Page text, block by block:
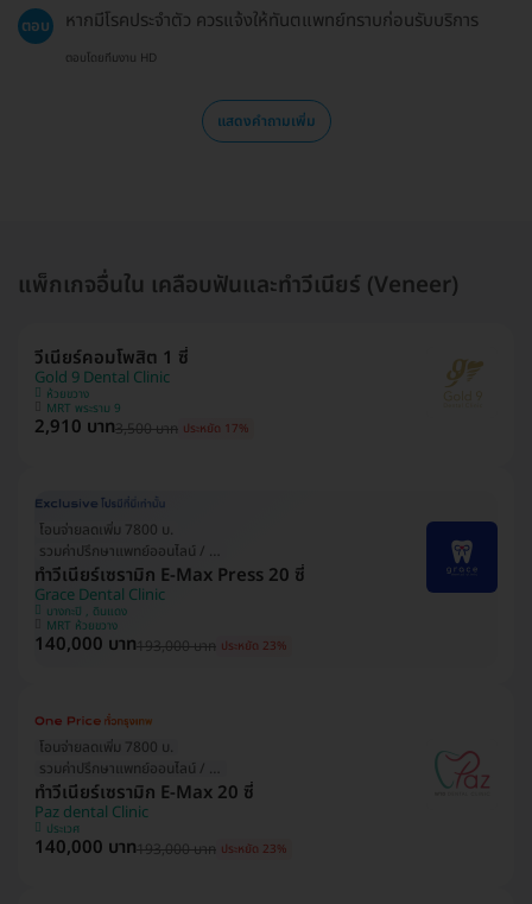
ตอบ หากมีโรคประจำตัว ควรแจ้งให้ทันตแพทย์ทราบก่อนรับบริการ
ตอบโดยทีมงาน HD
แสดงคำถามเพิ่ม
แพ็กเกจอื่นใน เคลือบฟันและทำวีเนียร์ (Veneer)
วีเนียร์คอมโพสิต 1 ซี่
Gold 9 Dental Clinic
ห้วยขวาง
MRT พระราม 9
2,910 บาท3,500 บาท ประหยัด 17%
โอนจ่ายลดเพิ่ม 7800 บ.
รวมค่าปรึกษาแพทย์ออนไลน์ / ที่คลินิก
ทำวีเนียร์เซรามิก E-Max Press 20 ซี่
Grace Dental Clinic
บางกะปิ , ดินแดง
MRT ห้วยขวาง
140,000 บาท193,000 บาท ประหยัด 23%
โอนจ่ายลดเพิ่ม 7800 บ.
รวมค่าปรึกษาแพทย์ออนไลน์ / ที่คลินิก
ทำวีเนียร์เซรามิก E-Max 20 ซี่
Paz dental Clinic
ประเวศ
140,000 บาท193,000 บาท ประหยัด 23%